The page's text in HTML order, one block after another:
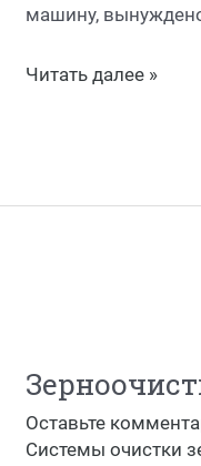
машину,
Читать далее »
Оставьте
Системы очистки
-Т-
модель